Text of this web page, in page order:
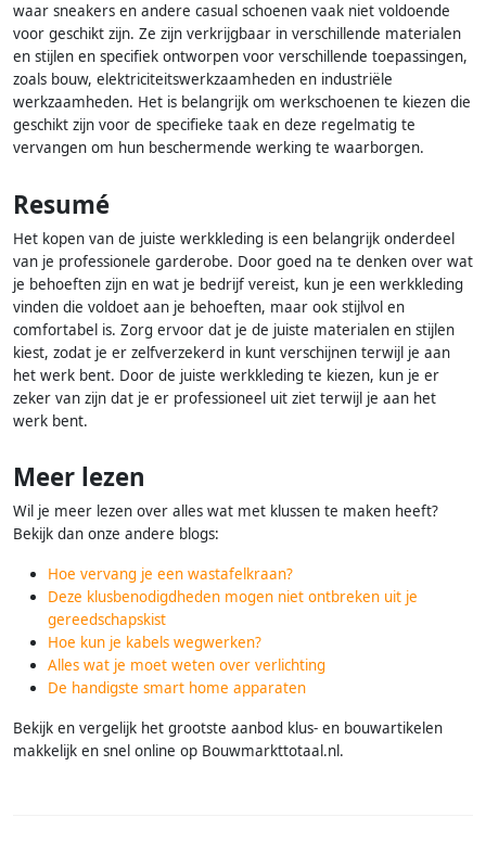
waar sneakers en andere casual schoenen vaak niet voldoende
voor geschikt zijn. Ze zijn verkrijgbaar in verschillende materialen
en stijlen en specifiek ontworpen voor verschillende toepassingen,
zoals bouw, elektriciteitswerkzaamheden en industriële
werkzaamheden. Het is belangrijk om werkschoenen te kiezen die
geschikt zijn voor de specifieke taak en deze regelmatig te
vervangen om hun beschermende werking te waarborgen.
Resumé
Het kopen van de juiste werkkleding is een belangrijk onderdeel
van je professionele garderobe. Door goed na te denken over wat
je behoeften zijn en wat je bedrijf vereist, kun je een werkkleding
vinden die voldoet aan je behoeften, maar ook stijlvol en
comfortabel is. Zorg ervoor dat je de juiste materialen en stijlen
kiest, zodat je er zelfverzekerd in kunt verschijnen terwijl je aan
het werk bent. Door de juiste werkkleding te kiezen, kun je er
zeker van zijn dat je er professioneel uit ziet terwijl je aan het
werk bent.
Meer lezen
Wil je meer lezen over alles wat met klussen te maken heeft?
Bekijk dan onze andere blogs:
Hoe vervang je een wastafelkraan?
Deze klusbenodigdheden mogen niet ontbreken uit je
gereedschapskist
Hoe kun je kabels wegwerken?
Alles wat je moet weten over verlichting
De handigste smart home apparaten
Bekijk en vergelijk het grootste aanbod klus- en bouwartikelen
makkelijk en snel online op Bouwmarkttotaal.nl.